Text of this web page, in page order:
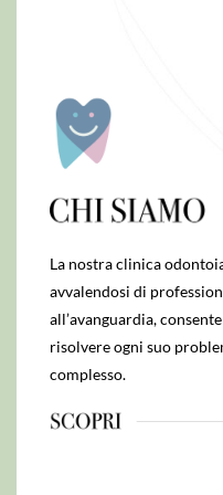
La nostra clinica
avvalendosi di
all’avanguardia,
risolvere ogni suo
complesso.